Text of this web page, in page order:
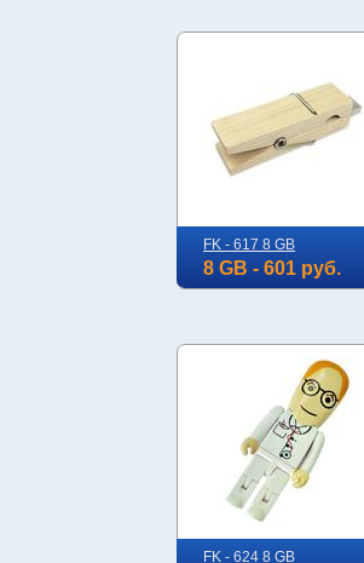
FK - 617 8 GB
8 GB - 601 руб.
FK - 624 8 GB